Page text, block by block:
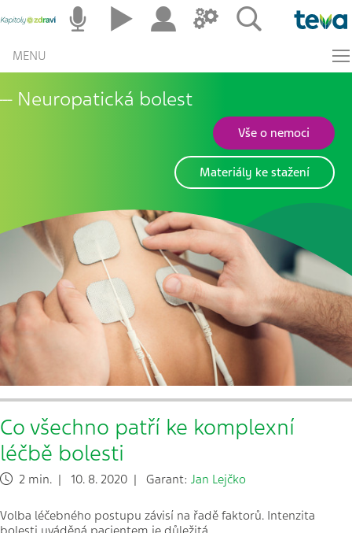
MENU
Neuropatická bolest
Vše o nemoci
Materiály ke stažení
Co všechno patří ke komplexní
léčbě bolesti
2 min. | 10. 8. 2020 | Garant: Jan Lejčko
Volba léčebného postupu závisí na řadě faktorů. Intenzita